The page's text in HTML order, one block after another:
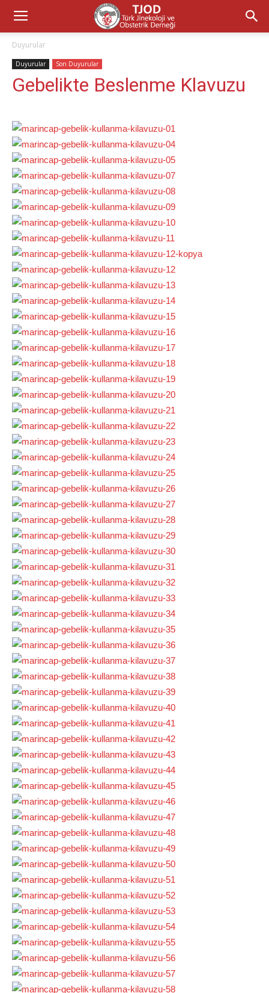
Duyurular
Duyurular Son Duyurular
Gebelikte Beslenme Klavuzu